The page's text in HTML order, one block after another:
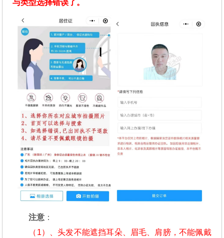
与类型选择错误了。
注意 ：
（1）、头发不能遮挡耳朵、眉毛、肩膀，不能佩戴